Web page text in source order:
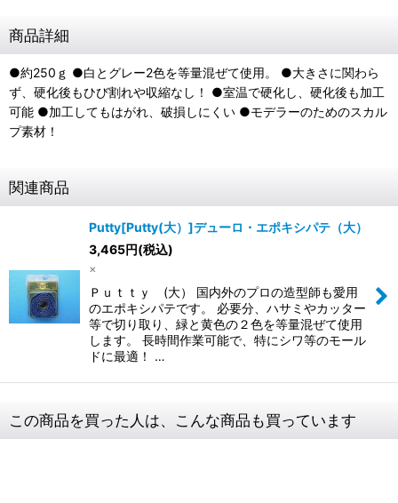
商品詳細
●約250ｇ ●白とグレー2色を等量混ぜて使用。 ●大きさに関わら
ず、硬化後もひび割れや収縮なし！ ●室温で硬化し、硬化後も加工
可能 ●加工してもはがれ、破損しにくい ●モデラーのためのスカル
プ素材！
関連商品
Putty[Putty(大）]デューロ・エポキシパテ（大）
3,465円(税込)
×
Ｐｕｔｔｙ (大） 国内外のプロの造型師も愛用
のエポキシパテです。 必要分、ハサミやカッター
等で切り取り、緑と黄色の２色を等量混ぜて使用
します。 長時間作業可能で、特にシワ等のモール
ドに最適！ …
この商品を買った人は、こんな商品も買っています